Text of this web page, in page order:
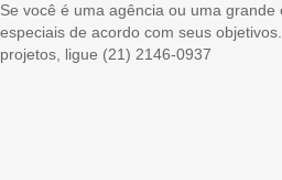
Se você é uma agência ou uma
especiais de acordo com seus
projetos, ligue (21) 2146-0937